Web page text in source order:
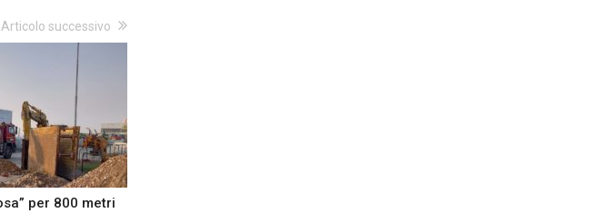
Articolo successivo
per 800 metri